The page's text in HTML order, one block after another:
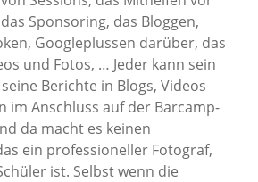
Sponsoring, das Bloggen,
Googleplussen darüber, das
und Fotos, … Jeder kann sein
Berichte in Blogs, Videos
im Anschluss auf der Barcamp-
da macht es keinen
ein professioneller Fotograf,
ist. Selbst wenn die